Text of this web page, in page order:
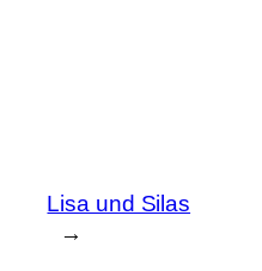
Lisa und Silas
→